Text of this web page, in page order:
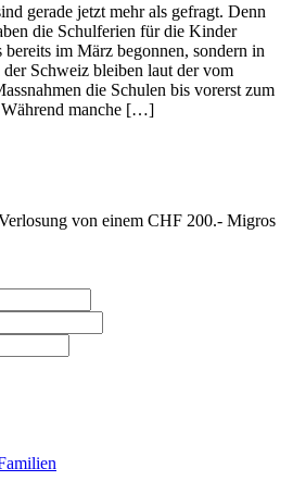
gerade jetzt mehr als gefragt. Denn
die Schulferien für die Kinder
im März begonnen, sondern in
Schweiz bleiben laut der vom
die Schulen bis vorerst zum
Während manche […]
von einem CHF 200.- Migros